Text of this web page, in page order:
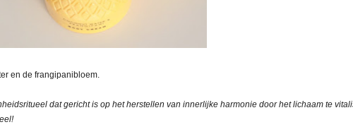
en de frangipanibloem.
dat gericht is op het herstellen van innerlijke harmonie door het lichaam te